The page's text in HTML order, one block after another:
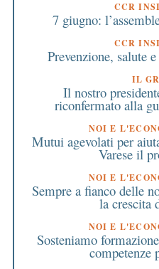
CCR
7 giugno:
CCR
Prevenzione, salute
IL
Il nostro
riconfermato alla
NOI E
Mutui agevolati per
Varese il
NOI E
Sempre a fianco delle
la crescita
NOI E
Sosteniamo
competenze